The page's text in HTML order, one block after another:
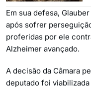
Em sua defesa,
após sofrer
proferidas por ele
Alzheimer avançado.
A decisão da Câmara
deputado foi